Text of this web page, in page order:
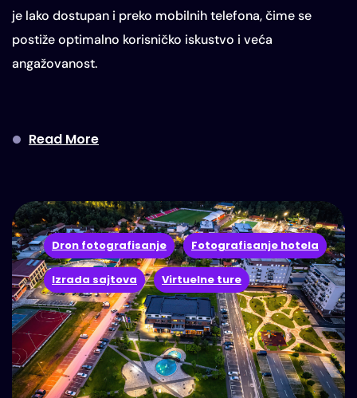
je lako dostupan i preko mobilnih telefona, čime se
postiže optimalno korisničko iskustvo i veća
angažovanost.
Read More
Dron fotografisanje Fotografisanje hotela
Izrada sajtova Virtuelne ture